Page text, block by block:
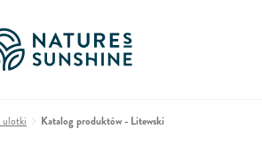
ulotki Katalog produktów - Litewski